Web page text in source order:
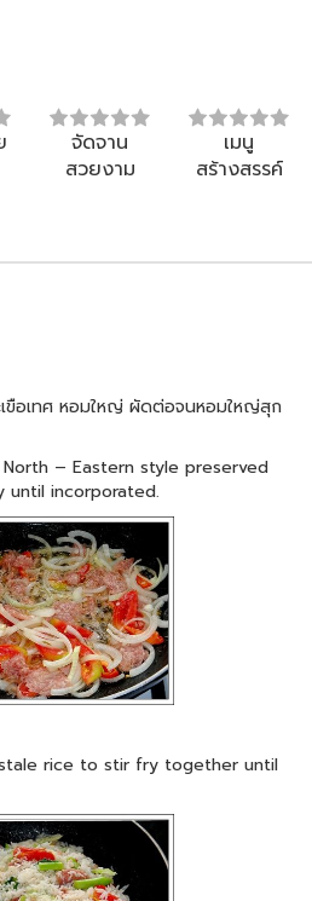
จัดจาน
สวยงาม
เมนู
สร้างสรรค์
เขือเทศ หอมใหญ่ ผัดต่อจนหอมใหญ่สุก
– Eastern style preserved
incorporated.
rice to stir fry together until